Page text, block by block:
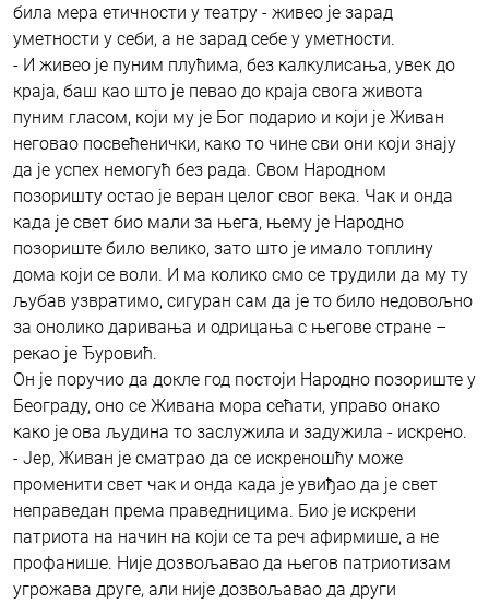
била мера етичности у театру - живео је зарад
уметности у себи, а не зарад себе у уметности.
- И живео је пуним плућима, без калкулисања, увек до
краја, баш као што је певао до краја свога живота
пуним гласом, који му је Бог подарио и који је Живан
неговао посвећенички, како то чине сви они који знају
да је успех немогућ без рада. Свом Народном
позоришту остао је веран целог свог века. Чак и онда
када је свет био мали за њега, њему је Народно
позориште било велико, зато што је имало топлину
дома који се воли. И ма колико смо се трудили да му ту
љубав узвратимо, сигуран сам да је то било недовољно
за онолико даривања и одрицања с његове стране –
рекао је Ђуровић.
Он је поручио да докле год постоји Народно позориште у
Београду, оно се Живана мора сећати, управо онако
како је ова људина то заслужила и задужила - искрено.
- Јер, Живан је сматрао да се искреношћу може
променити свет чак и онда када је увиђао да је свет
неправедан према праведницима. Био је искрени
патриота на начин на који се та реч афирмише, а не
профанише. Није дозвољавао да његов патриотизам
угрожава друге, али није дозвољавао да други